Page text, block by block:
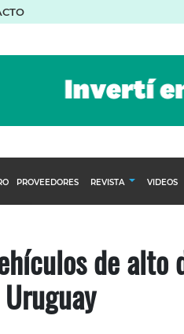
PROVEEDORES REVISTA VIDEOS
de alto
Uruguay